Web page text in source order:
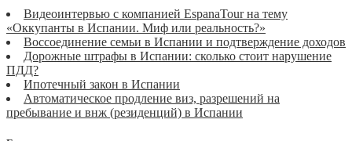
Видеоинтервью с компанией EspanaTour на тему
«Оккупанты в Испании. Миф или реальность?»
Воссоединение семьи в Испании и подтверждение доходов
Дорожные штрафы в Испании: сколько стоит нарушение
ПДД?
Ипотечный закон в Испании
Автоматическое продление виз, разрешений на
пребывание и внж (резиденций) в Испании